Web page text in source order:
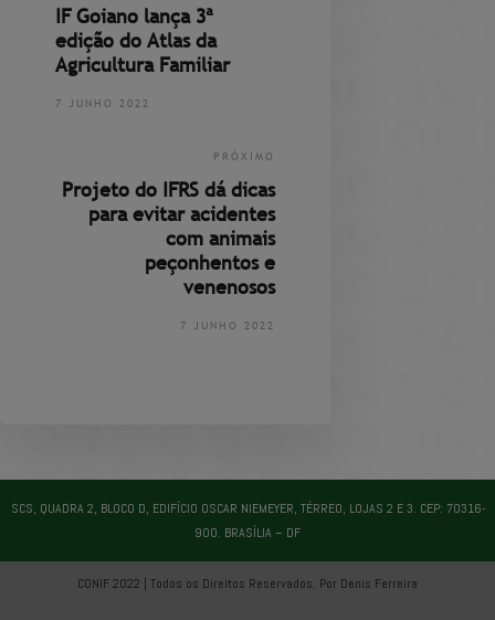
IF Goiano lança 3ª
edição do Atlas da
Agricultura Familiar
7 JUNHO 2022
PRÓXIMO
Projeto do IFRS dá dicas
para evitar acidentes
com animais
peçonhentos e
venenosos
7 JUNHO 2022
SCS, QUADRA 2, BLOCO D, EDIFÍCIO OSCAR NIEMEYER, TÉRREO, LOJAS 2 E 3. CEP: 70316-
900. BRASÍLIA – DF
CONIF 2022 | Todos os Direitos Reservados. Por Denis Ferreira